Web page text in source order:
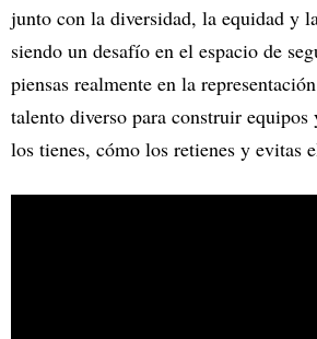
junto con la diversidad, la equidad y
siendo un desafío en el espacio de
piensas realmente en la
talento diverso para construir equipos
los tienes, cómo los retienes y evitas